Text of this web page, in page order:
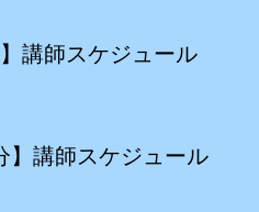
講師スケジュール
】講師スケジュール